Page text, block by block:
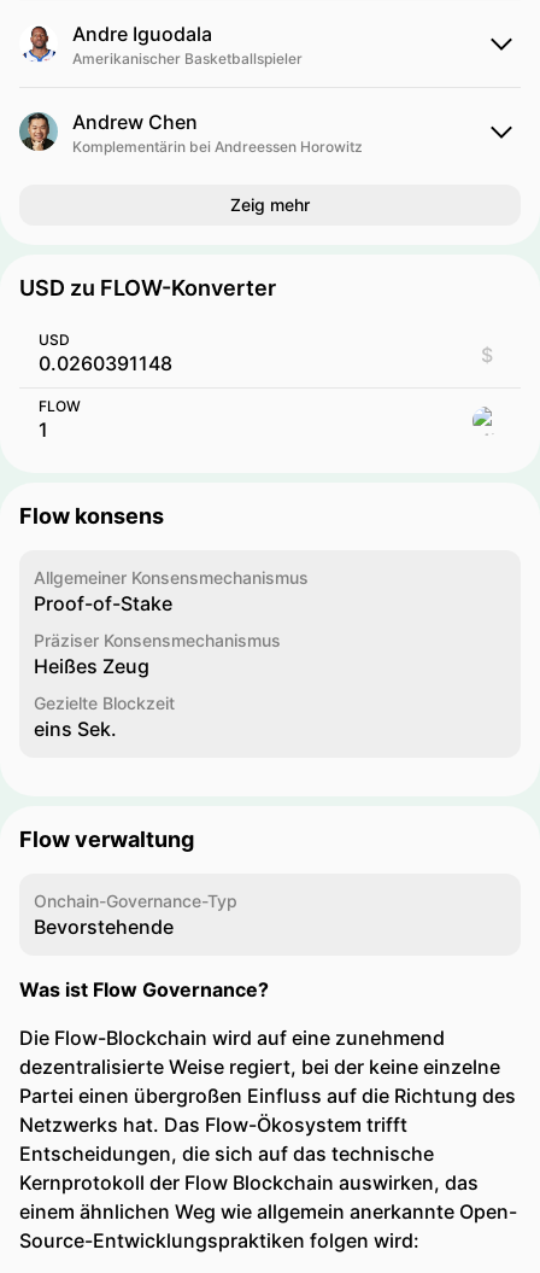
Andre Iguodala
Amerikanischer Basketballspieler
Andrew Chen
Komplementärin bei Andreessen Horowitz
Zeig mehr
USD zu FLOW-Konverter
USD
$
FLOW
Flow konsens
Allgemeiner Konsensmechanismus
Proof-of-Stake
Präziser Konsensmechanismus
Heißes Zeug
Gezielte Blockzeit
eins Sek.
Flow verwaltung
Onchain-Governance-Typ
Bevorstehende
Was ist Flow Governance?
Die Flow-Blockchain wird auf eine zunehmend
dezentralisierte Weise regiert, bei der keine einzelne
Partei einen übergroßen Einfluss auf die Richtung des
Netzwerks hat. Das Flow-Ökosystem trifft
Entscheidungen, die sich auf das technische
Kernprotokoll der Flow Blockchain auswirken, das
einem ähnlichen Weg wie allgemein anerkannte Open-
Source-Entwicklungspraktiken folgen wird: